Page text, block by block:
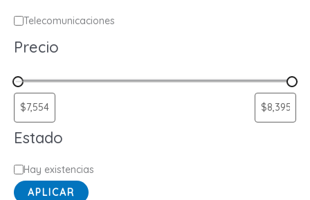
C
a
e
g
o
r
a
Telecomunicaciones
Precio
Estado
E
s
Hay existencias
APLICAR